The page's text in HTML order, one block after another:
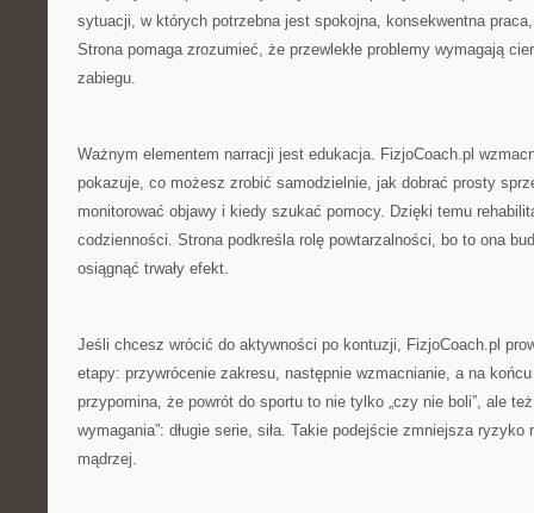
sytuacji, w których potrzebna jest spokojna, konsekwentna
Strona pomaga zrozumieć, że przewlekłe problemy wymagają
zabiegu.
Ważnym elementem narracji jest edukacja. FizjoCoach.pl
pokazuje, co możesz zrobić samodzielnie, jak dobrać prosty
monitorować objawy i kiedy szukać pomocy. Dzięki temu
codzienności. Strona podkreśla rolę powtarzalności, bo to ona
osiągnąć trwały efekt.
Jeśli chcesz wrócić do aktywności po kontuzji, FizjoCoach.pl
etapy: przywrócenie zakresu, następnie wzmacnianie, a na
przypomina, że powrót do sportu to nie tylko „czy nie boli”, ale
wymagania”: długie serie, siła. Takie podejście zmniejsza
mądrzej.